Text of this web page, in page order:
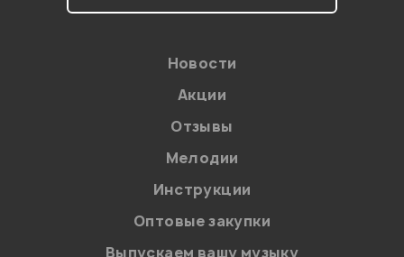
на обработку персональных данных в
Политикой в отношении обработки
персональных данных.
Введите проверочное число:
Новости
Акции
Отзывы
Мелодии
Инструкции
Оптовые закупки
Выпускаем вашу музыку